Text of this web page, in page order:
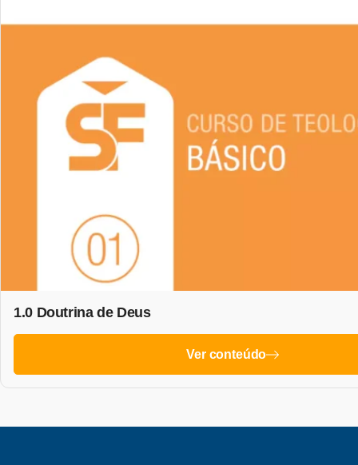
1.0 Doutrina de Deus
Ver conteúdo